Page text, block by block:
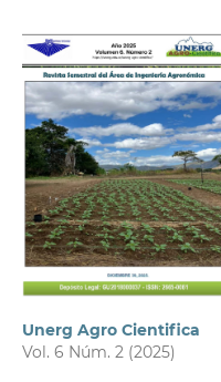
Unerg Agro Cientifica
Vol. 6 Núm. 2 (2025)